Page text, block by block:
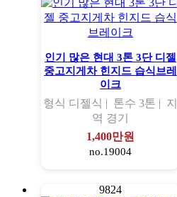
인기 많은 현대 3톤 3단 디젤
중고지게차 힌지드 습식브레
이크
형식 디젤식 | 톤수 3톤 | 지
역 경기
1,400만원
no.19004
9824